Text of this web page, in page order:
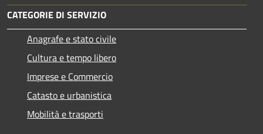
CATEGORIE DI SERVIZIO
Anagrafe e stato civile
Cultura e tempo libero
Imprese e Commercio
Catasto e urbanistica
Mobilità e trasporti